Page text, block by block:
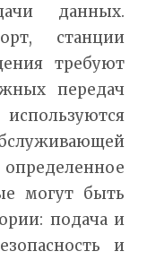
данных.
станции
требуют
передач
могут быть
подача и
и